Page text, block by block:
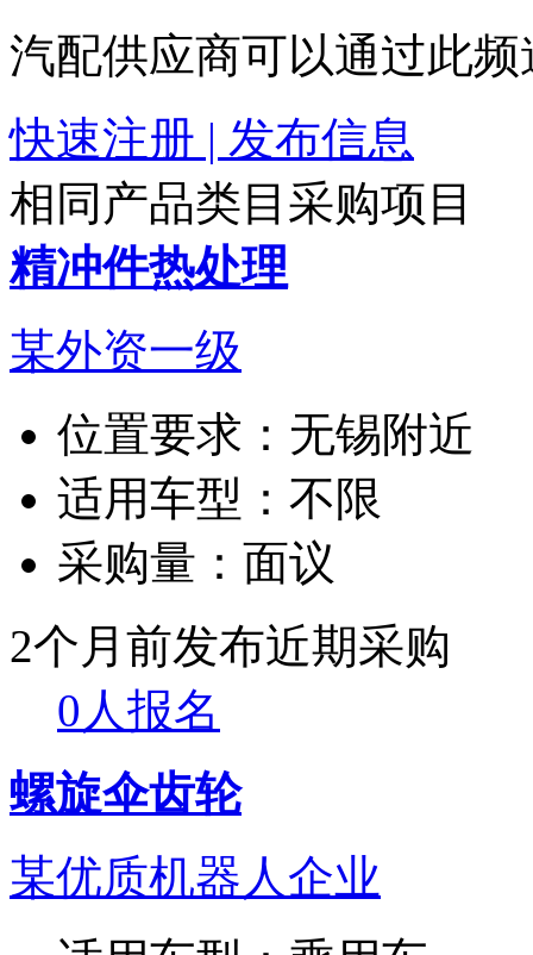
汽配供应商可以通过此
快速注册 | 发布信息
相同产品类目采购项目
精冲件热处理
某外资一级
位置要求： 无锡附近
适用车型： 不限
采购量： 面议
2个月前发布近期采购
0人报名
螺旋伞齿轮
某优质机器人企业